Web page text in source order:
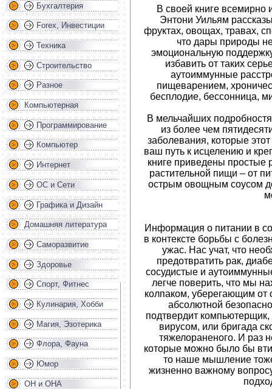
Бухгалтерия
Forex, Инвестиции
Техника
Строительство
Разное
Компьютерная
Программирование
Компьютер
Интернет
ОС и Сети
Графика и Дизайн
Домашняя литература
Саморазвитие
Здоровье
Спорт, Фитнес
Кулинария, Хобби
Магия, Эзотерика
Флора, Фауна
Юмор
ОН и ОНА
В своей книге всемирно
Энтони Уильям
фруктах, овощах, травах,
что дары природы
эмоциональную
избавить от таких
аутоиммунные
пищеварением,
бесплодие, бессонница,
В мельчайших
из более чем
заболевания, которые
ваш путь к исцелению и
книге приведены простые
растительной пищи – от
острым овощным соусом
Информация о питании в
в контексте борьбы с
ужас. Нас учат, что
предотвратить рак,
сосудистые и
легче поверить, что мы
колпаком, уберегающим от
абсолютной
подтвердит
вирусом, или бригада
тяжелораненого. И раз
которые можно было бы
то наше мышление
жизненно важному